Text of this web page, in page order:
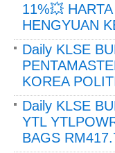
11%💥
HENGYUAN
Daily KLSE
KOREA
Daily KLSE
YTL
BAGS